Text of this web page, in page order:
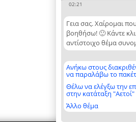
02:21
Γεια σας. Χαίρομαι
βοηθήσω! 🙂 Κάντε
αντίστοιχο θέμα
Ανήκω στους
να παραλάβω το
Θέλω να ελέγξω την
στην κατάταξη "Αετοί"
Άλλο θέμα